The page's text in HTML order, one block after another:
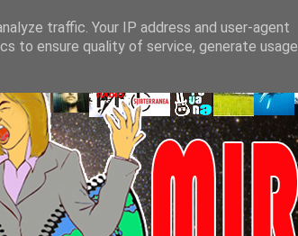
traffic. Your IP address and user-agent
to ensure quality of service, generate usage